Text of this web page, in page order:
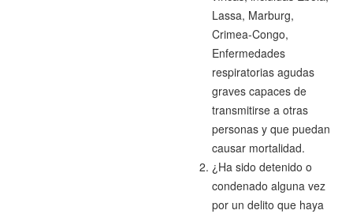
Lassa, Marburg,
Crimea-Congo,
Enfermedades
respiratorias agudas
graves capaces de
transmitirse a otras
personas y que puedan
causar mortalidad.
¿Ha sido detenido o
condenado alguna vez
por un delito que haya